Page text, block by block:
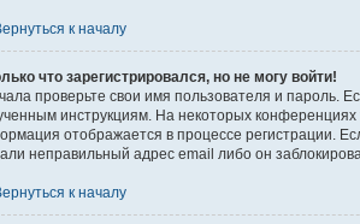
к началу
что зарегистрировался, но не могу войти!
проверьте свои имя пользователя и пароль.
инструкциям. На некоторых
отображается в процессе регистрации.
неправильный адрес email либо он
к началу